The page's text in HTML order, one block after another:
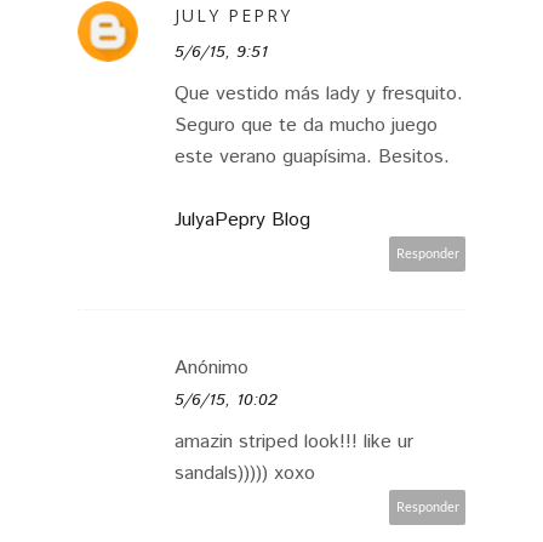
JULY PEPRY
5/6/15, 9:51
Que vestido más lady y fresquito.
Seguro que te da mucho juego
este verano guapísima. Besitos.
JulyaPepry Blog
Responder
Anónimo
5/6/15, 10:02
amazin striped look!!! like ur
sandals))))) xoxo
Responder